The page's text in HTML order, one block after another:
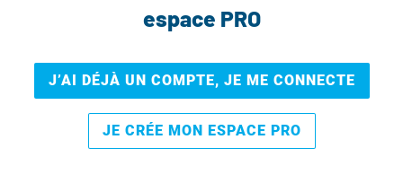
espace PRO
J’AI DÉJÀ UN COMPTE, JE ME CONNECTE
JE CRÉE MON ESPACE PRO